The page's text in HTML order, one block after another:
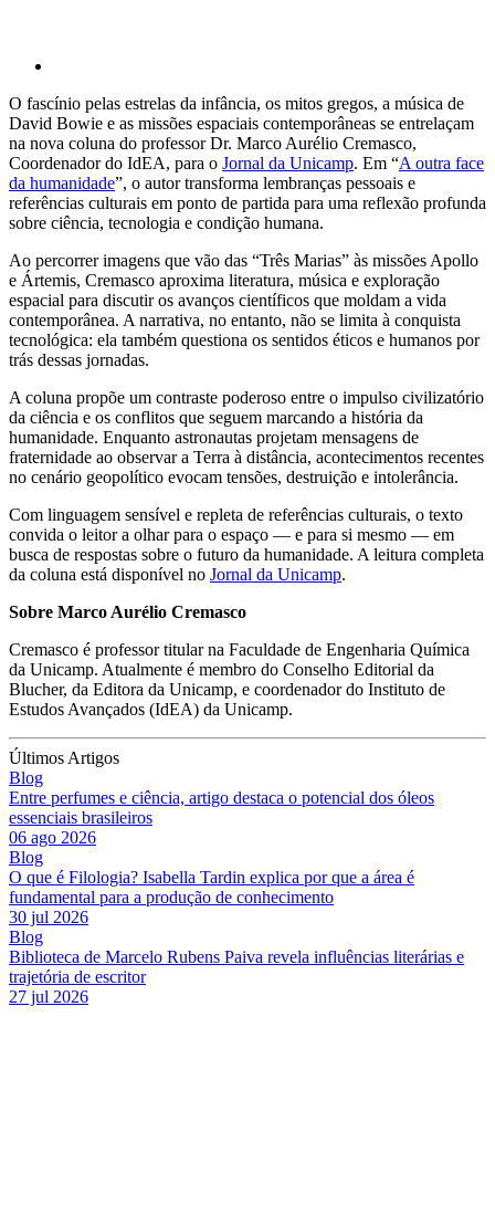
O fascínio pelas estrelas da infância, os mitos gregos, a música de
David Bowie e as missões espaciais contemporâneas se entrelaçam
na nova coluna do professor Dr. Marco Aurélio Cremasco,
Coordenador do IdEA, para o Jornal da Unicamp. Em “A outra face
da humanidade”, o autor transforma lembranças pessoais e
referências culturais em ponto de partida para uma reflexão profunda
sobre ciência, tecnologia e condição humana.
Ao percorrer imagens que vão das “Três Marias” às missões Apollo
e Ártemis, Cremasco aproxima literatura, música e exploração
espacial para discutir os avanços científicos que moldam a vida
contemporânea. A narrativa, no entanto, não se limita à conquista
tecnológica: ela também questiona os sentidos éticos e humanos por
trás dessas jornadas.
A coluna propõe um contraste poderoso entre o impulso civilizatório
da ciência e os conflitos que seguem marcando a história da
humanidade. Enquanto astronautas projetam mensagens de
fraternidade ao observar a Terra à distância, acontecimentos recentes
no cenário geopolítico evocam tensões, destruição e intolerância.
Com linguagem sensível e repleta de referências culturais, o texto
convida o leitor a olhar para o espaço — e para si mesmo — em
busca de respostas sobre o futuro da humanidade. A leitura completa
da coluna está disponível no Jornal da Unicamp.
Sobre Marco Aurélio Cremasco
Cremasco é professor titular na Faculdade de Engenharia Química
da Unicamp. Atualmente é membro do Conselho Editorial da
Blucher, da Editora da Unicamp, e coordenador do Instituto de
Estudos Avançados (IdEA) da Unicamp.
Últimos Artigos
Blog
Entre perfumes e ciência, artigo destaca o potencial dos óleos
essenciais brasileiros
06 ago 2026
Blog
O que é Filologia? Isabella Tardin explica por que a área é
fundamental para a produção de conhecimento
30 jul 2026
Blog
Biblioteca de Marcelo Rubens Paiva revela influências literárias e
trajetória de escritor
27 jul 2026